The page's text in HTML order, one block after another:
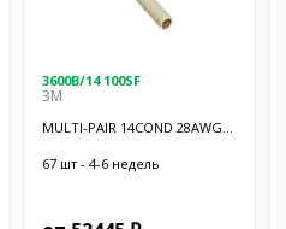
3600B/14 100SF
3M
MULTI-PAIR 14COND 28AWG
67 шт - 4-6 недель